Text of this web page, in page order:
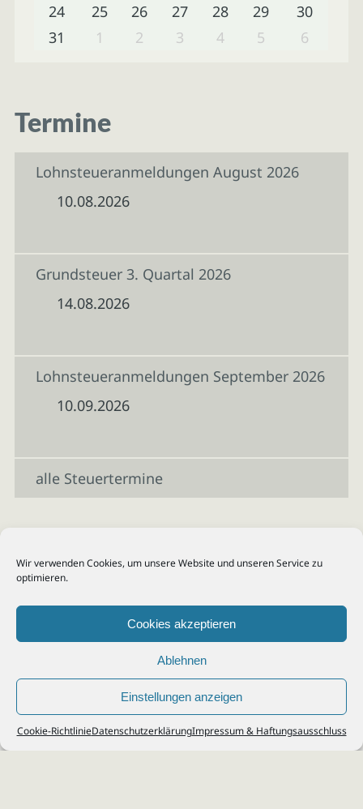
Wir verwenden Cookies, um unsere Website und unseren Service zu
optimieren.
Cookies akzeptieren
Ablehnen
Einstellungen anzeigen
Cookie-RichtlinieDatenschutzerklärungImpressum & Haftungsausschluss
24
25 26 27 28 29
30
31
1 2 3 4 5 6
Termine
Lohnsteueranmeldungen August 2026
10.08.2026
Grundsteuer 3. Quartal 2026
14.08.2026
Lohnsteueranmeldungen September 2026
10.09.2026
alle Steuertermine
© 2026Steuerberater Kempf, Köln - Steuerberatung Poll, Porz, Deutz, Mülheim,